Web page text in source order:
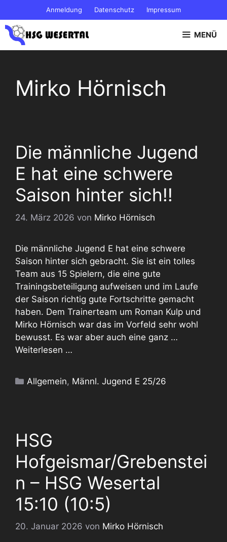
Inhalt
springen
Anmeldung Datenschutz Impressum
MENÜ
Mirko Hörnisch
Die männliche Jugend
E hat eine schwere
Saison hinter sich!!
24. März 2026 von Mirko Hörnisch
Die männliche Jugend E hat eine schwere
Saison hinter sich gebracht. Sie ist ein tolles
Team aus 15 Spielern, die eine gute
Trainingsbeteiligung aufweisen und im Laufe
der Saison richtig gute Fortschritte gemacht
haben. Dem Trainerteam um Roman Kulp und
Mirko Hörnisch war das im Vorfeld sehr wohl
bewusst. Es war aber auch eine ganz …
Weiterlesen …
Kategorien
Allgemein, Männl. Jugend E 25/26
HSG
Hofgeismar/Grebenstei
n – HSG Wesertal
15:10 (10:5)
20. Januar 2026 von Mirko Hörnisch